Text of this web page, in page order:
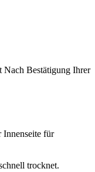
Nach Bestätigung Ihrer
Innenseite für
trocknet.